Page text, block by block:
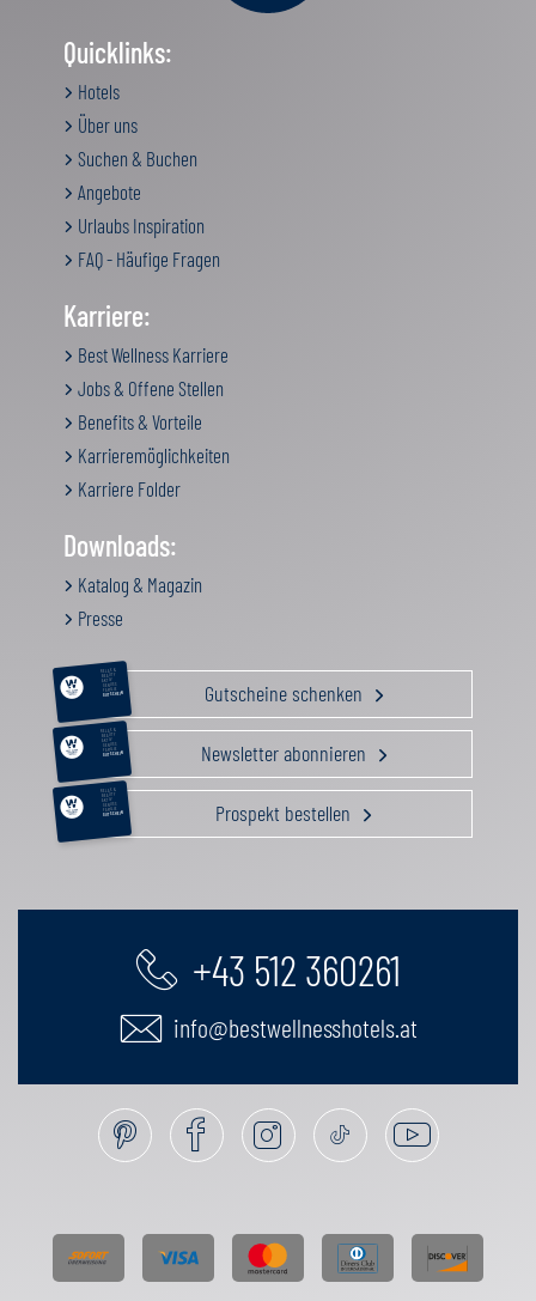
Quicklinks:
Hotels
Über uns
Suchen & Buchen
Angebote
Urlaubs Inspiration
FAQ - Häufige Fragen
Karriere:
Best Wellness Karriere
Jobs & Offene Stellen
Benefits & Vorteile
Karrieremöglichkeiten
Karriere Folder
Downloads:
Katalog & Magazin
Presse
RELAX &
BEAUTY
AKTIV
GENUSS
FAMILIE
GUTSCHEIN Gutscheine schenken
RELAX &
BEAUTY
AKTIV
GENUSS
FAMILIE
GUTSCHEIN Newsletter abonnieren
RELAX &
BEAUTY
AKTIV
GENUSS
FAMILIE
GUTSCHEIN Prospekt bestellen
+43 512 360261
info@bestwellnesshotels.at